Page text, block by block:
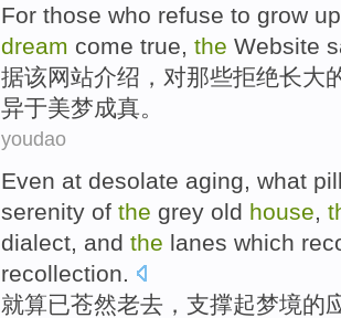
For those who refuse to grow up
dream come true, the Website
据该网站介绍 ， 对那些拒绝长大
异于美梦成真。
youdao
Even at desolate aging, what
serenity of the grey old house,
dialect, and the lanes which
recollection.
就算已苍然老去， 支撑起梦境的